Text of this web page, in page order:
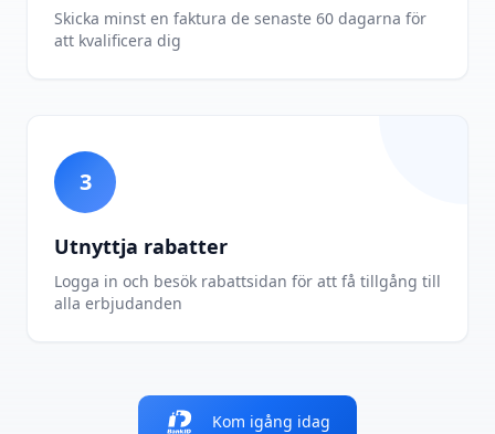
Skicka minst en faktura de senaste 60 dagarna för
att kvalificera dig
3
Utnyttja rabatter
Logga in och besök rabattsidan för att få tillgång till
alla erbjudanden
Kom igång idag